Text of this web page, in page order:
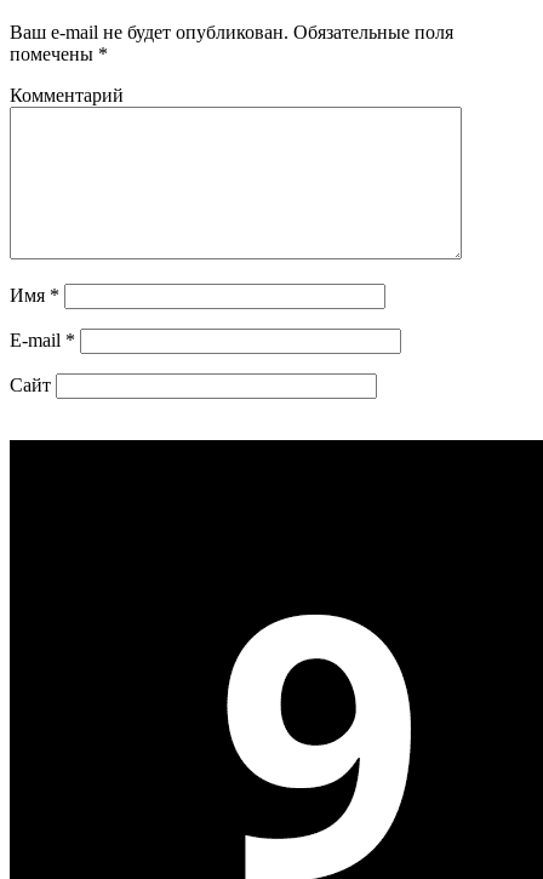
Ваш e-mail не будет опубликован. Обязательные поля
помечены *
Комментарий
Имя *
E-mail *
Сайт